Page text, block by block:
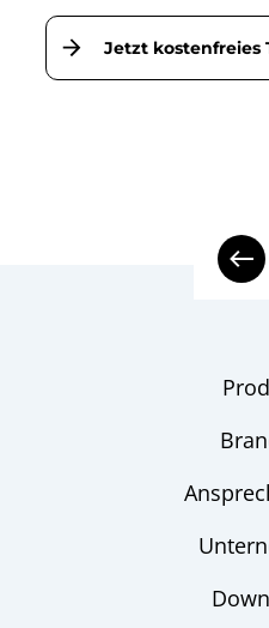
Jetzt kostenfreies